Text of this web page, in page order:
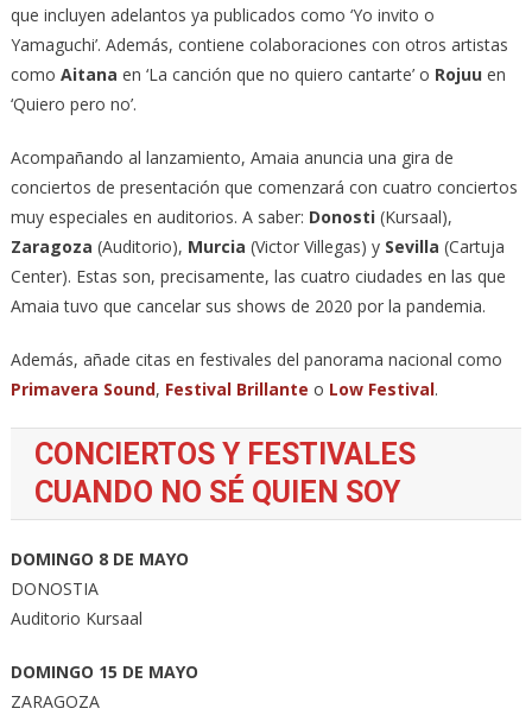
que incluyen adelantos ya publicados como ‘Yo invito o
Yamaguchi’. Además, contiene colaboraciones con otros artistas
como Aitana en ‘La canción que no quiero cantarte’ o Rojuu en
‘Quiero pero no’.
Acompañando al lanzamiento, Amaia anuncia una gira de
conciertos de presentación que comenzará con cuatro conciertos
muy especiales en auditorios. A saber: Donosti (Kursaal),
Zaragoza (Auditorio), Murcia (Victor Villegas) y Sevilla (Cartuja
Center). Estas son, precisamente, las cuatro ciudades en las que
Amaia tuvo que cancelar sus shows de 2020 por la pandemia.
Además, añade citas en festivales del panorama nacional como
Primavera Sound, Festival Brillante o Low Festival.
CONCIERTOS Y FESTIVALES
CUANDO NO SÉ QUIEN SOY
DOMINGO 8 DE MAYO
DONOSTIA
Auditorio Kursaal
DOMINGO 15 DE MAYO
ZARAGOZA